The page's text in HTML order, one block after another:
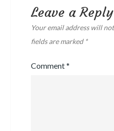
Leave a Reply
Your email address will
fields are marked *
Comment*